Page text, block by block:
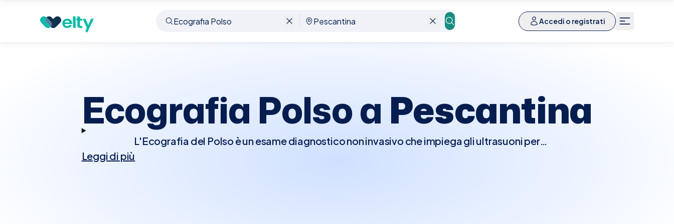
Accedi o registrati
Prenota visita Pescantina
Ecografia Polso a Pescantina
L'Ecografia del Polso è un esame diagnostico non invasivo che impiega gli ultrasuoni per
esaminare le strutture del polso, inclusi tendini, legamenti, nervi e vasi sanguigni. Questo tipo di
Leggi di più